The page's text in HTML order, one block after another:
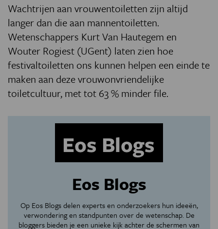
Wachtrijen aan vrouwentoiletten zijn altijd
langer dan die aan mannentoiletten.
Wetenschappers Kurt Van Hautegem en
Wouter Rogiest (UGent) laten zien hoe
festivaltoiletten ons kunnen helpen een einde te
maken aan deze vrouwonvriendelijke
toiletcultuur, met tot 63 % minder file.
Eos Blogs
Op Eos Blogs delen experts en onderzoekers hun ideeën,
verwondering en standpunten over de wetenschap. De
bloggers bieden je een unieke kijk achter de schermen van